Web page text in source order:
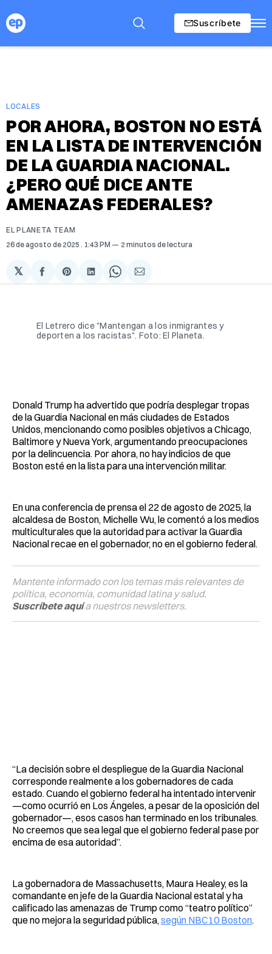
Suscríbete
LOCALES
POR AHORA, BOSTON NO ESTÁ
EN LA LISTA DE INTERVENCIÓN
DE LA GUARDIA NACIONAL.
¿PERO QUÉ DICE ANTE
AMENAZAS FEDERALES?
EL PLANETA TEAM
26 de agosto de 2025 . 1:43 PM 2 minutos de lectura
𝕏
Compartir
en
Share
on
Compartir
en
Share
on
Compartir
via
El Letrero dice "Mantengan a los inmigrantes y
deporten a los racistas". Foto: El Planeta.
Donald Trump ha advertido que podría desplegar tropas
de la Guardia Nacional en más ciudades de Estados
Unidos, mencionando como posibles objetivos a Chicago,
Baltimore y Nueva York, argumentando preocupaciones
por la delincuencia. Por ahora, no hay indicios de que
Boston esté en la lista para una intervención militar.
En una conferencia de prensa el 22 de agosto de 2025, la
alcaldesa de Boston, Michelle Wu, le comentó a los medios
multiculturales que la autoridad para activar la Guardia
Nacional recae en el gobernador, no en el gobierno federal.
Mantente informado con los temas más relevantes de
política, economía, comunidad latina y salud.
Suscríbete aquía nuestros newsletters.
“La decisión sobre el despliegue de la Guardia Nacional
corresponde realmente a los gobernadores de cada
estado. Cuando el gobierno federal ha intentado intervenir
—como ocurrió en Los Ángeles, a pesar de la oposición del
gobernador—, esos casos han terminado en los tribunales.
No creemos que sea legal que el gobierno federal pase por
encima de esa autoridad”.
La gobernadora de Massachusetts, Maura Healey, es la
comandante en jefe de la Guardia Nacional estatal y ha
calificado las amenazas de Trump como “teatro político”
que no mejora la seguridad pública, según NBC10 Boston.